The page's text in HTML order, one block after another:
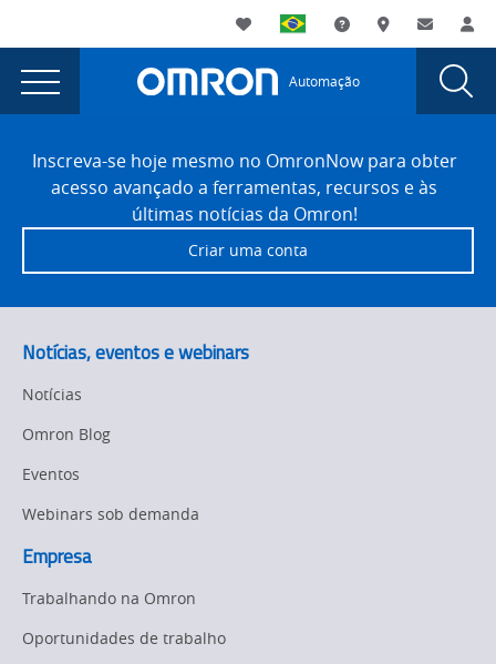
currently
viewing
the
releases
PC-
camera
page.
Utility
Navigation
My List SuporteOnde comprar
Contato
Main
Navigation
Automação
Omron
releases
new
PC-
based
camera
FooterInscreva-se hoje mesmo no OmronNow para obter
acesso avançado a ferramentas, recursos e às
últimas notícias da Omron!
Criar uma conta
Notícias, eventos e webinars
Notícias
Omron Blog
Eventos
Webinars sob demanda
Empresa
Trabalhando na Omron
Oportunidades de trabalho